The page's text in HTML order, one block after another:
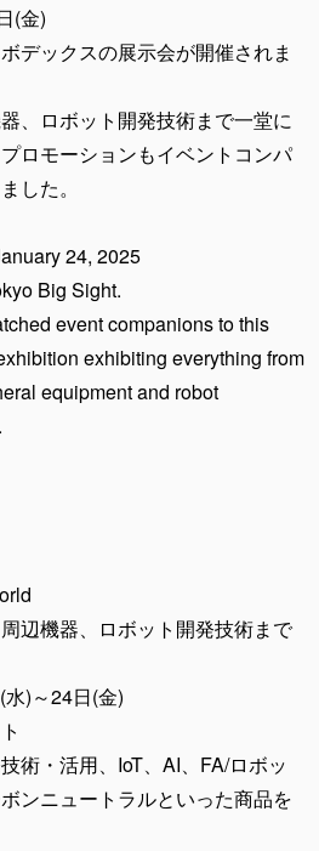
(金)
デックスの展示会が開催されま
、ロボット開発技術まで一堂に
ロモーションもイベントコンパ
した。
24, 2025
Big Sight.
event companions to this
exhibiting everything from
equipment and robot
辺機器、ロボット開発技術まで
)～24日(金)
術・活用、IoT、AI、FA/ロボッ
ンニュートラルといった商品を